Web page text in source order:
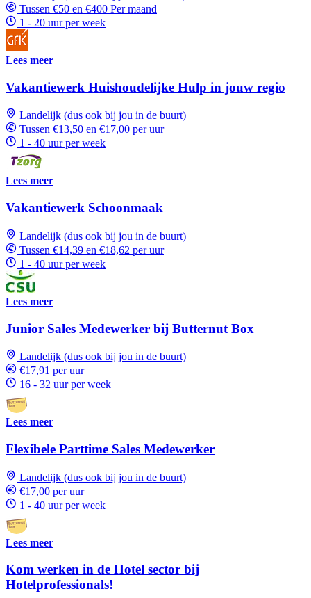
Tussen €50 en €400 Per maand
1 - 20 uur per week
Lees meer
Vakantiewerk Huishoudelijke Hulp in jouw regio
Landelijk (dus ook bij jou in de buurt)
Tussen €13,50 en €17,00 per uur
1 - 40 uur per week
Lees meer
Vakantiewerk Schoonmaak
Landelijk (dus ook bij jou in de buurt)
Tussen €14,39 en €18,62 per uur
1 - 40 uur per week
Lees meer
Junior Sales Medewerker bij Butternut Box
Landelijk (dus ook bij jou in de buurt)
€17,91 per uur
16 - 32 uur per week
Lees meer
Flexibele Parttime Sales Medewerker
Landelijk (dus ook bij jou in de buurt)
€17,00 per uur
1 - 40 uur per week
Lees meer
Kom werken in de Hotel sector bij
Hotelprofessionals!